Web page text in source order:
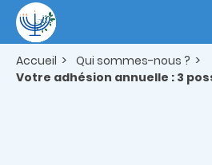
contenu
principal
Accueil
Qui sommes-nous ?
Votre adhésion annuelle : 3